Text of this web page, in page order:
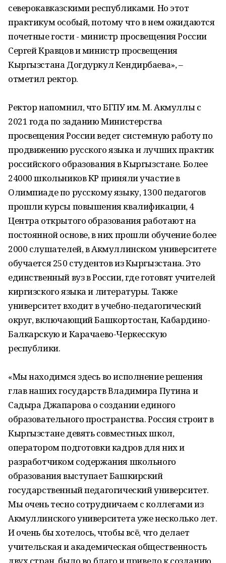
северокавказскими республиками. Но этот
практикум особый, потому что в нем ожидаются
почетные гости - министр просвещения России
Сергей Кравцов и министр просвещения
Кыргызстана Догдуркул Кендирбаева», –
отметил ректор.
Ректор напомнил, что БГПУ им. М. Акмуллы с
2021 года по заданию Министерства
просвещения России ведет системную работу по
продвижению русского языка и лучших практик
российского образования в Кыргызстане. Более
24000 школьников КР приняли участие в
Олимпиаде по русскому языку, 1300 педагогов
прошли курсы повышения квалификации, 4
Центра открытого образования работают на
постоянной основе, в них прошли обучение более
2000 слушателей, в Акмуллинском университете
обучается 250 студентов из Кыргызстана. Это
единственный вуз в России, где готовят учителей
киргизского языка и литературы. Также
университет входит в учебно-педагогический
округ, включающий Башкортостан, Кабардино-
Балкарскую и Карачаево-Черкесскую
республики.
«Мы находимся здесь во исполнение решения
глав наших государств Владимира Путина и
Садыра Джапарова о создании единого
образовательного пространства. Россия строит в
Кыргызстане девять совместных школ,
оператором подготовки кадров для них и
разработчиком содержания школьного
образования выступает Башкирский
государственный педагогический университет.
Мы очень тесно сотрудничаем с коллегами из
Акмуллинского университета уже несколько лет.
И очень бы хотелось, чтобы всё, что делает
учительская и академическая общественность